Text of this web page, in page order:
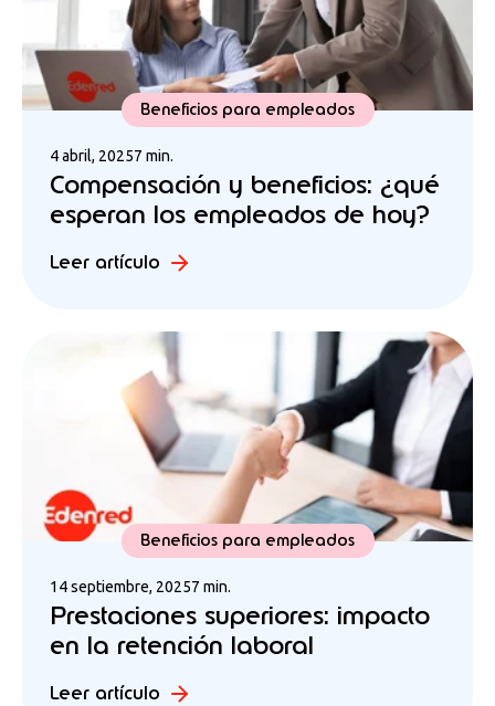
Beneficios para empleados
4 abril, 20257 min.
Compensación y beneficios: ¿qué
esperan los empleados de hoy?
Leer artículo
Beneficios para empleados
14 septiembre, 20257 min.
Prestaciones superiores: impacto
en la retención laboral
Leer artículo